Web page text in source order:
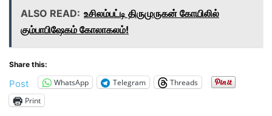
ALSO READ: உசிலம்பட்டி திருமுருகன் கோயிலில்
கும்பாபிஷேகம் கோலாகலம்!
Share this:
Post WhatsApp Telegram
Threads
Print